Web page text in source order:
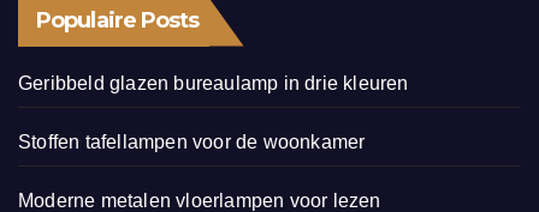
Populaire Posts
Geribbeld glazen bureaulamp in drie kleuren
Stoffen tafellampen voor de woonkamer
Moderne metalen vloerlampen voor lezen